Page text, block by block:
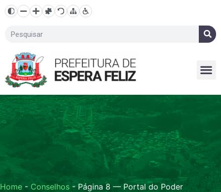
Home - Conselhos -Página 8 — Portal do Poder